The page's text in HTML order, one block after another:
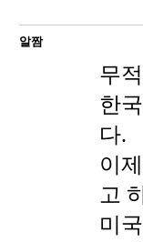
알짬
무
한
다.
이
고
미